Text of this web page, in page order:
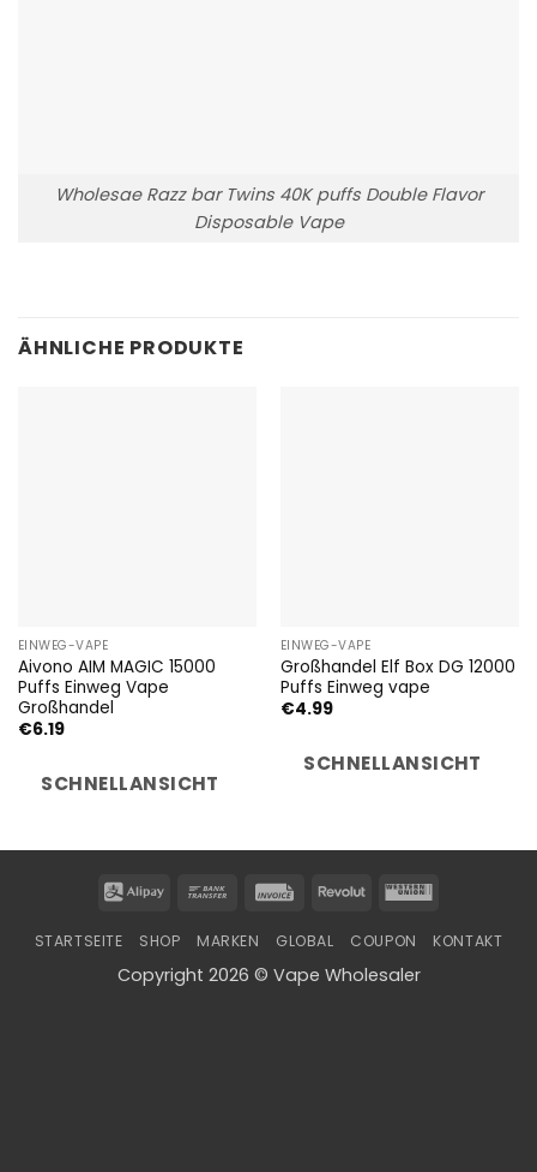
Wholesae Razz bar Twins 40K puffs Double Flavor
Disposable Vape
ÄHNLICHE PRODUKTE
EINWEG-VAPE
Aivono AIM MAGIC 15000
Puffs Einweg Vape
Großhandel
€6.19
SCHNELLANSICHT
EINWEG-VAPE
Großhandel Elf Box DG 12000
Puffs Einweg vape
€4.99
SCHNELLANSICHT
Alipay
Bank
Invoice RevolutWestern
STARTSEITE SHOP MARKEN GLOBAL COUPON KONTAKT
Copyright 2026 © Vape Wholesaler